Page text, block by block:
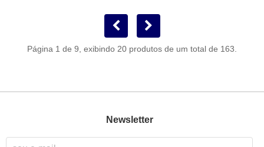
Página 1 de 9, exibindo 20 produtos de um total de 163.
Newsletter